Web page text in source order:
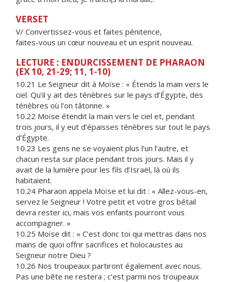
VERSET
V/ Convertissez-vous et faites pénitence,
faites-vous un cœur nouveau et un esprit nouveau.
LECTURE : ENDURCISSEMENT DE PHARAON
(EX 10, 21-29; 11, 1-10)
10.21 Le Seigneur dit à Moïse : « Étends la main vers le
ciel. Qu’il y ait des ténèbres sur le pays d’Égypte, des
ténèbres où l’on tâtonne. »
10.22 Moïse étendit la main vers le ciel et, pendant
trois jours, il y eut d’épaisses ténèbres sur tout le pays
d’Égypte.
10.23 Les gens ne se voyaient plus l’un l’autre, et
chacun resta sur place pendant trois jours. Mais il y
avait de la lumière pour les fils d’Israël, là où ils
habitaient.
10.24 Pharaon appela Moïse et lui dit : « Allez-vous-en,
servez le Seigneur ! Votre petit et votre gros bétail
devra rester ici, mais vos enfants pourront vous
accompagner. »
10.25 Moïse dit : « C’est donc toi qui mettras dans nos
mains de quoi offrir sacrifices et holocaustes au
Seigneur notre Dieu ?
10.26 Nos troupeaux partiront également avec nous.
Pas une bête ne restera ; c’est parmi nos troupeaux